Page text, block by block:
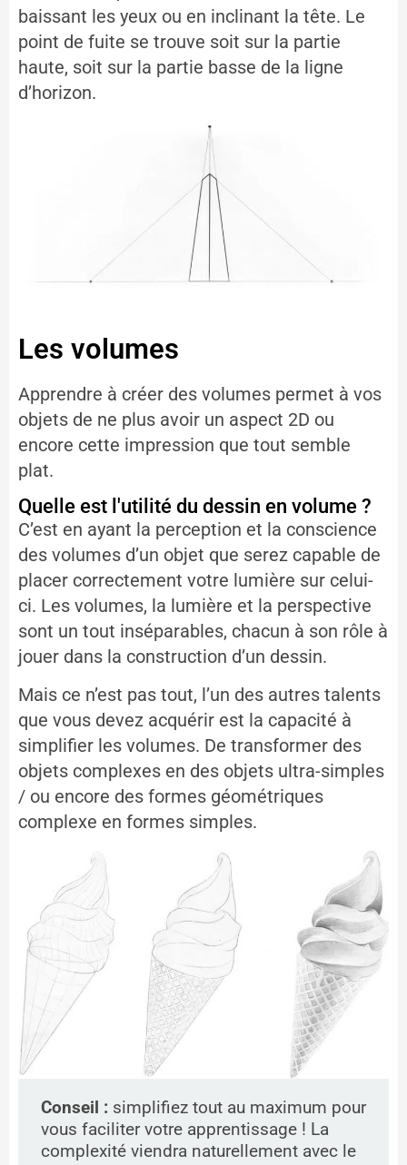
baissant les yeux ou en inclinant la tête. Le
point de fuite se trouve soit sur la partie
haute, soit sur la partie basse de la ligne
d’horizon.
Les volumes
Apprendre à créer des volumes permet à vos
objets de ne plus avoir un aspect 2D ou
encore cette impression que tout semble
plat.
Quelle est l'utilité du dessin en volume ?
C’est en ayant la perception et la conscience
des volumes d’un objet que serez capable de
placer correctement votre lumière sur celui-
ci. Les volumes, la lumière et la perspective
sont un tout inséparables, chacun à son rôle à
jouer dans la construction d’un dessin.
Mais ce n’est pas tout, l’un des autres talents
que vous devez acquérir est la capacité à
simplifier les volumes. De transformer des
objets complexes en des objets ultra-simples
/ ou encore des formes géométriques
complexe en formes simples.
Conseil : simplifiez tout au maximum pour
vous faciliter votre apprentissage ! La
complexité viendra naturellement avec le